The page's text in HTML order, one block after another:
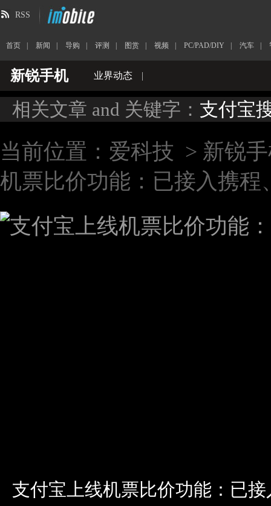
RSS
首页 新闻 导购 评测 图赏 视频 PC/PAD/DIY 汽车
新锐手机 业界动态 |
相关文章 and 关键字： 支付宝
当前位置： 爱科技 > 新锐
机票比价功能：已接入携程
支付宝上线机票比价功能：已